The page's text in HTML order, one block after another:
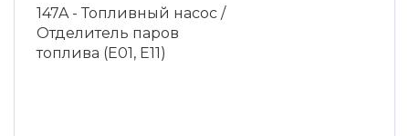
147A - Топливный насос /
Отделитель паров
топлива (E01, E11)